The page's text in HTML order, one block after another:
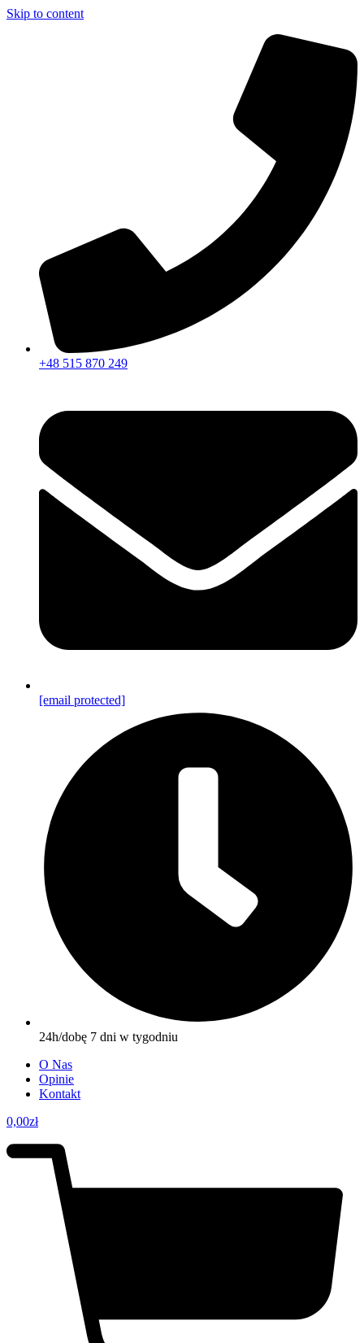
Skip to content
+48 515 870 249
[email protected]
24h/dobę 7 dni w tygodniu
O Nas
Opinie
Kontakt
0,00zł